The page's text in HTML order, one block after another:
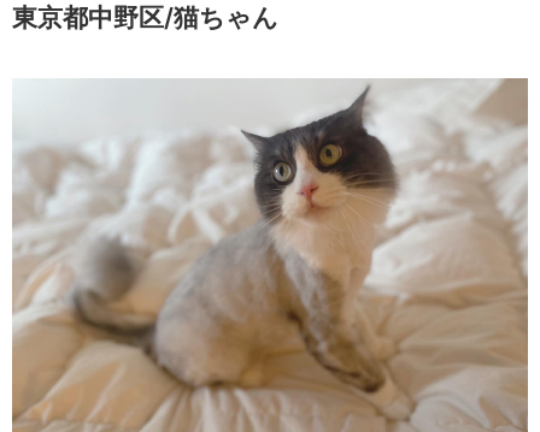
東京都中野区/猫ちゃん